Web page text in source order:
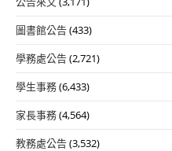
圖書館公告(433)
學務處公告(2,721)
學生事務(6,433)
家長事務(4,564)
教務處公告(3,532)